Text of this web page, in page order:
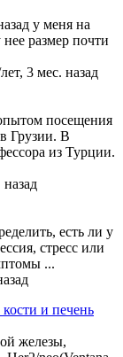
у меня на
размер почти
3 мес. назад
посещения
Грузии. В
из Турции.
назад
есть ли у
стресс или
...
и печень
железы,